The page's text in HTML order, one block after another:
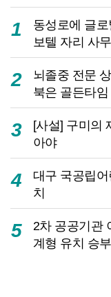
1
동성로에 글
보텔 자리 사
2
뇌졸중 전문
북은 골든타
3
[사설] 구미의
아야
4
대구 국공립
치
5
2차 공공기관
계형 유치 승